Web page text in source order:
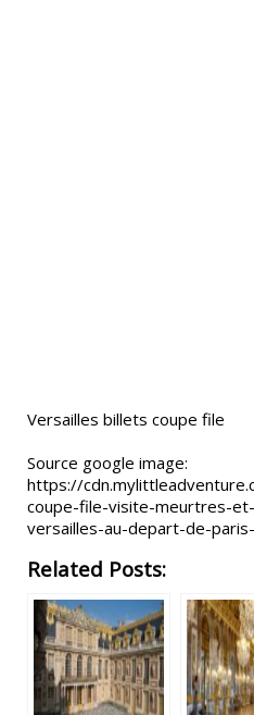
Versailles billets coupe file
Source google image:
https://
coupe-file-visite-meurtres-
versailles-au-depart-de-
Related Posts: